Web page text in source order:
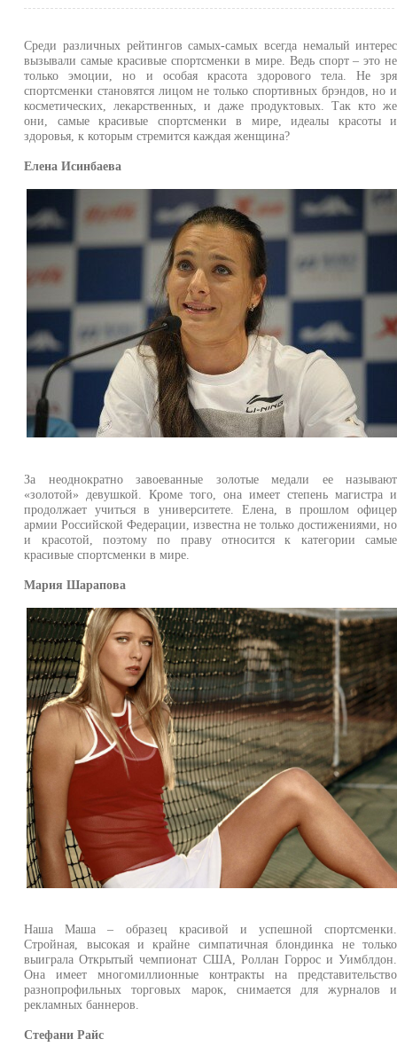
Среди различных рейтингов самых-самых всегда немалый интерес
вызывали самые красивые спортсменки в мире. Ведь спорт – это не
только эмоции, но и особая красота здорового тела. Не зря
спортсменки становятся лицом не только спортивных брэндов, но и
косметических, лекарственных, и даже продуктовых. Так кто же
они, самые красивые спортсменки в мире, идеалы красоты и
здоровья, к которым стремится каждая женщина?
Елена Исинбаева
За неоднократно завоеванные золотые медали ее называют
«золотой» девушкой. Кроме того, она имеет степень магистра и
продолжает учиться в университете. Елена, в прошлом офицер
армии Российской Федерации, известна не только достижениями, но
и красотой, поэтому по праву относится к категории самые
красивые спортсменки в мире.
Мария Шарапова
Наша Маша – образец красивой и успешной спортсменки.
Стройная, высокая и крайне симпатичная блондинка не только
выиграла Открытый чемпионат США, Роллан Горрос и Уимблдон.
Она имеет многомиллионные контракты на представительство
разнопрофильных торговых марок, снимается для журналов и
рекламных баннеров.
Стефани Райс